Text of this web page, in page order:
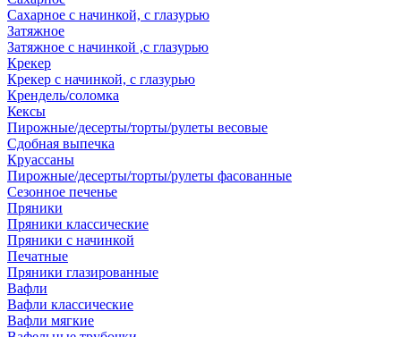
Сахарное с начинкой, с глазурью
Затяжное
Затяжное с начинкой ,с глазурью
Крекер
Крекер с начинкой, с глазурью
Крендель/соломка
Кексы
Пирожные/десерты/торты/рулеты весовые
Сдобная выпечка
Круассаны
Пирожные/десерты/торты/рулеты фасованные
Сезонное печенье
Пряники
Пряники классические
Пряники с начинкой
Печатные
Пряники глазированные
Вафли
Вафли классические
Вафли мягкие